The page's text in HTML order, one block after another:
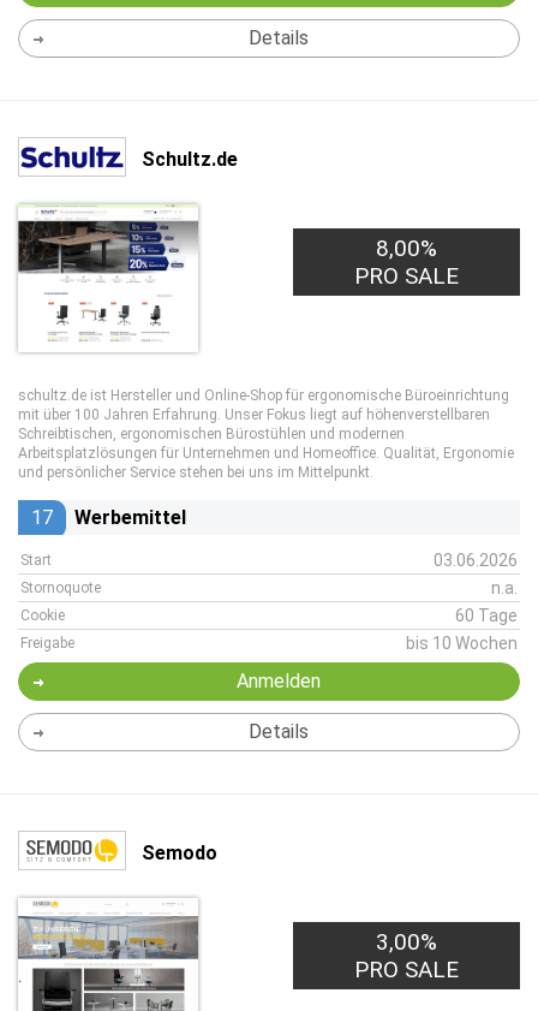
Details
Schultz.de
8,00%
PRO SALE
schultz.de ist Hersteller und Online-Shop für ergonomische Büroeinrichtung
mit über 100 Jahren Erfahrung. Unser Fokus liegt auf höhenverstellbaren
Schreibtischen, ergonomischen Bürostühlen und modernen
Arbeitsplatzlösungen für Unternehmen und Homeoffice. Qualität, Ergonomie
und persönlicher Service stehen bei uns im Mittelpunkt.
17 Werbemittel
Start 03.06.2026
Stornoquote n.a.
Cookie 60 Tage
Freigabe bis 10 Wochen
Anmelden
Details
Semodo
3,00%
PRO SALE